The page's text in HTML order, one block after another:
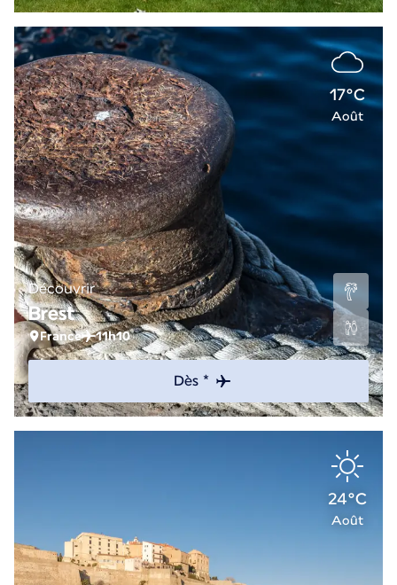
17°C
Août
Découvrir
Brest
France 11h10
Dès *
24°C
Août